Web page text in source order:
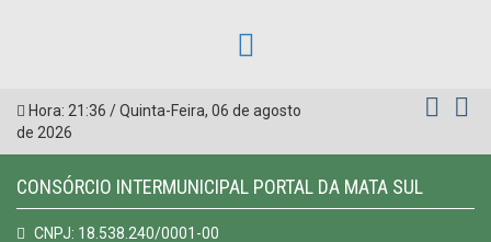
Hora: 21:36 /Quinta-Feira, 06 de agosto
de 2026
CONSÓRCIO INTERMUNICIPAL PORTAL DA MATA SUL
CNPJ: 18.538.240/0001-00